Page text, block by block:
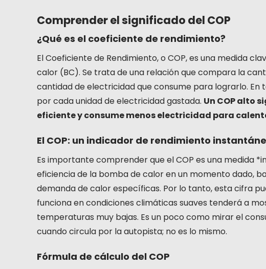
Comprender el significado del COP
¿Qué es el coeficiente de rendimiento?
El Coeficiente de Rendimiento, o COP, es una medida
calor (BC). Se trata de una relación que compara la
cantidad de electricidad que consume para lograrlo.
por cada unidad de electricidad gastada. Un COP alto
eficiente y consume menos electricidad para
El COP: un indicador de rendimiento
Es importante comprender que el COP es una medida
eficiencia de la bomba de calor en un momento dado,
demanda de calor específicas. Por lo tanto, esta cifra
funciona en condiciones climáticas suaves tenderá a
temperaturas muy bajas. Es un poco como mirar el
cuando circula por la autopista; no es lo mismo.
Fórmula de cálculo del COP